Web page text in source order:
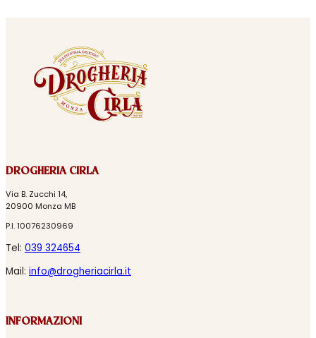
DROGHERIA CIRLA
Via B. Zucchi 14,
20900 Monza MB
P.I. 10076230969
Tel: 039 324654
Mail: info@drogheriacirla.it
INFORMAZIONI